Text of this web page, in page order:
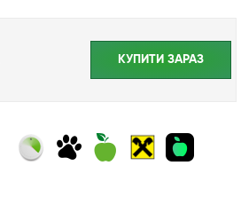
КУПИТИ ЗАРАЗ